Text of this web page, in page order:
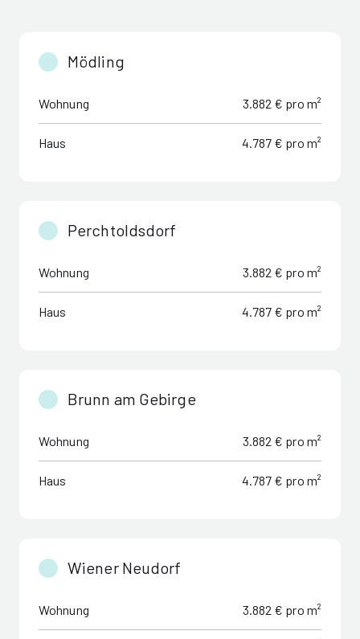
Mödling
Wohnung 3.882 € pro m²
Haus 4.787 € pro m²
Perchtoldsdorf
Wohnung 3.882 € pro m²
Haus 4.787 € pro m²
Brunn am Gebirge
Wohnung 3.882 € pro m²
Haus 4.787 € pro m²
Wiener Neudorf
Wohnung 3.882 € pro m²